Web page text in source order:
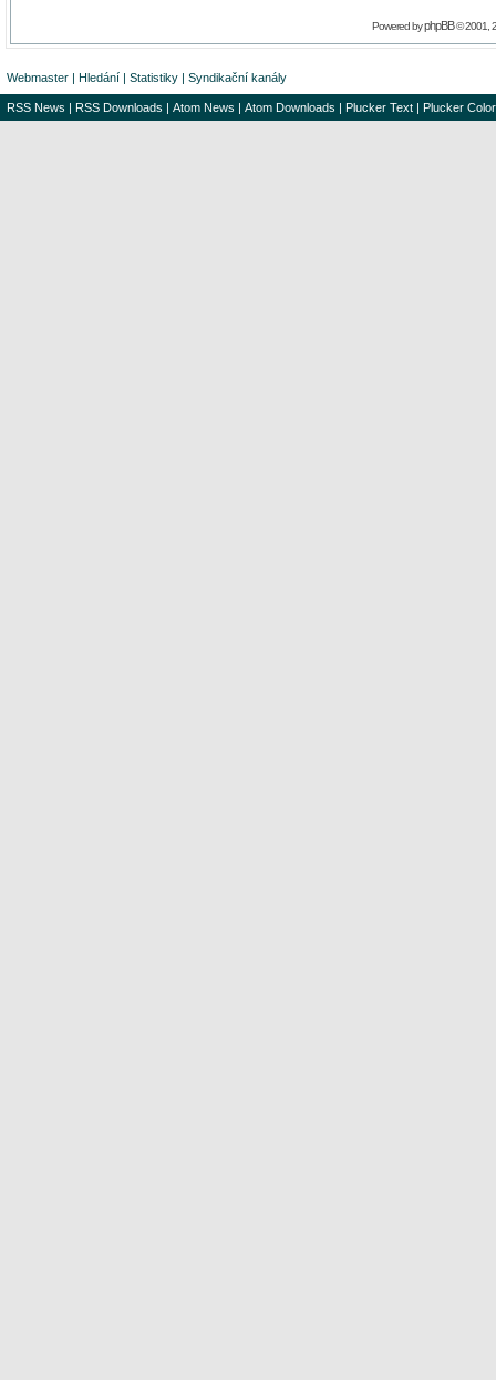
Powered byphpBB© 2001,
Webmaster | Hledání | Statistiky | Syndikační kanály
RSS News | RSS Downloads | Atom News | Atom Downloads | Plucker Text | Plucker Color